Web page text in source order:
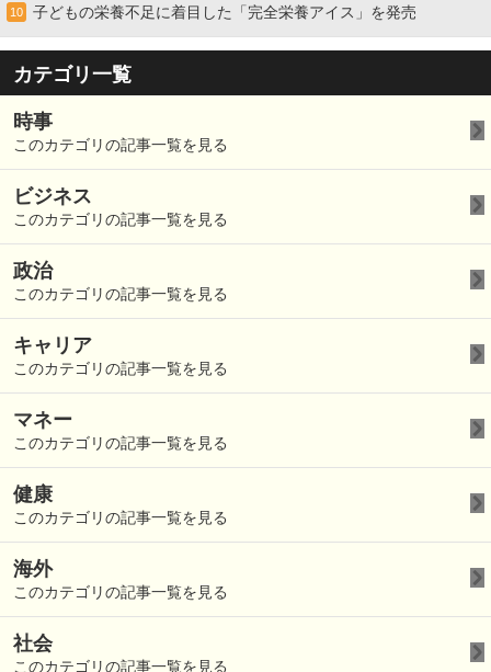
10 子どもの栄養不足に着目した「完全栄養アイス」を発売
カテゴリ一覧
時事
このカテゴリの記事一覧を見る
ビジネス
このカテゴリの記事一覧を見る
政治
このカテゴリの記事一覧を見る
キャリア
このカテゴリの記事一覧を見る
マネー
このカテゴリの記事一覧を見る
健康
このカテゴリの記事一覧を見る
海外
このカテゴリの記事一覧を見る
社会
このカテゴリの記事一覧を見る